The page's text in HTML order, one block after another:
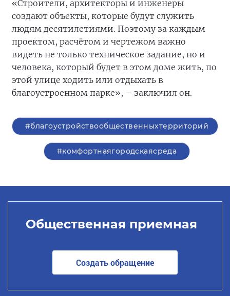
«Строители, архитекторы и инженеры
создают объекты, которые будут служить
людям десятилетиями. Поэтому за каждым
проектом, расчётом и чертежом важно
видеть не только техническое задание, но и
человека, который будет в этом доме жить, по
этой улице ходить или отдыхать в
благоустроенном парке», – заключил он.
#благоустройствообщественныхтерриторий
#комфортнаягородскаясреда
Общественная приемная
Создать обращение